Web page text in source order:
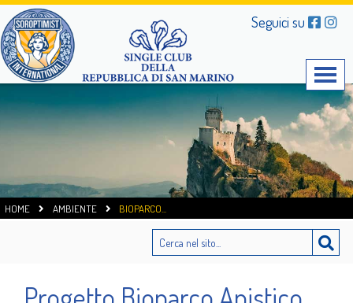
Seguici su
HOME AMBIENTE BIOPARCO